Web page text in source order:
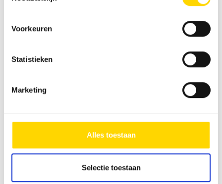
Voorkeuren
Statistieken
Marketing
Alles toestaan
Selectie toestaan